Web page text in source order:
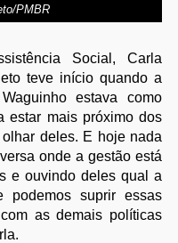
PMBR
Social, Carla
teve início quando a
estava como
estar mais próximo dos
deles. E hoje nada
onde a gestão está
e ouvindo deles qual a
podemos suprir essas
as demais políticas